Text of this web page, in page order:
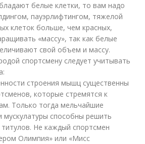
белые клетки, то вам надо
пауэрлифтингом, тяжелой
клеток больше, чем красных,
«массу», так как белые
свой объем и массу.
спортсмену следует учитывать
строения мышц существенны
которые стремятся к
Только тогда мельчайшие
мускулатуры способны решить
титулов. Не каждый спортсмен
Олимпия» или «Мисс